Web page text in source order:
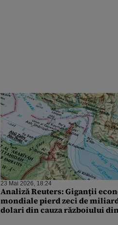
23 Mai 2026, 18:24
Analiză Reuters: Giganții
mondiale pierd zeci de
dolari din cauza războiului